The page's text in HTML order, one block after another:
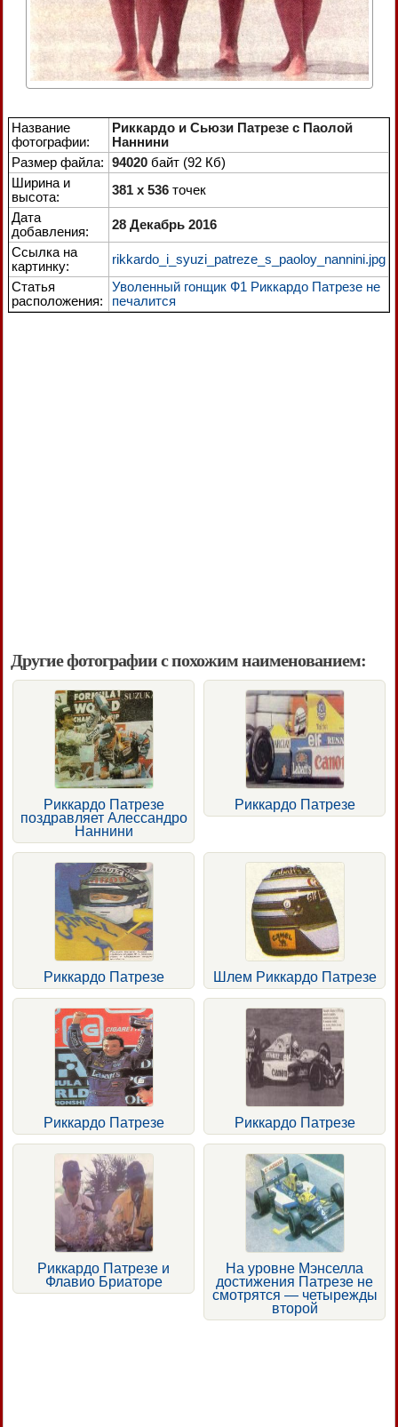
Название
фотографии:
Риккардо и Сьюзи Патрезе с Паолой
Наннини
Размер файла: 94020 байт (92 Кб)
Ширина и
высота:
381 x 536 точек
Дата
добавления:
28 Декабрь 2016
Ссылка на
картинку:
rikkardo_i_syuzi_patreze_s_paoloy_nannini.jpg
Статья
расположения:
Уволенный гонщик Ф1 Риккардо Патрезе не
печалится
Другие фотографии с похожим наименованием:
Риккардо Патрезе
поздравляет Алессандро
Наннини
Риккардо Патрезе
Риккардо Патрезе Шлем Риккардо Патрезе
Риккардо Патрезе Риккардо Патрезе
Риккардо Патрезе и
Флавио Бриаторе
На уровне Мэнселла
достижения Патрезе не
смотрятся — четырежды
второй